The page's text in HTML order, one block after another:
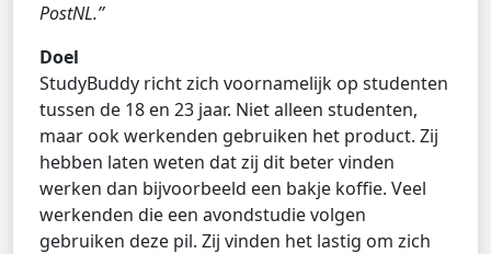
PostNL.’’
Doel
StudyBuddy richt zich voornamelijk op studenten
tussen de 18 en 23 jaar. Niet alleen studenten,
maar ook werkenden gebruiken het product. Zij
hebben laten weten dat zij dit beter vinden
werken dan bijvoorbeeld een bakje koffie. Veel
werkenden die een avondstudie volgen
gebruiken deze pil. Zij vinden het lastig om zich